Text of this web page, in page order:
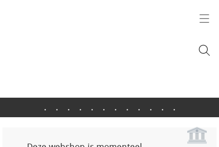
. . . . . . . . . . . .